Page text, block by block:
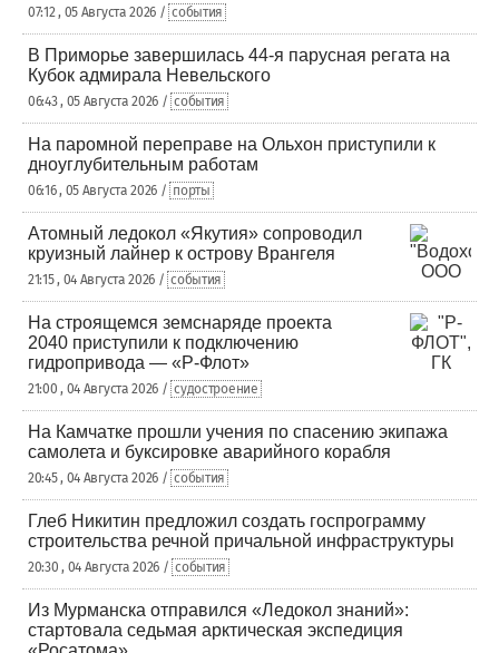
07:12 , 05 Августа 2026 / события
В Приморье завершилась 44-я парусная регата на
Кубок адмирала Невельского
06:43 , 05 Августа 2026 / события
На паромной переправе на Ольхон приступили к
дноуглубительным работам
06:16 , 05 Августа 2026 / порты
Атомный ледокол «Якутия» сопроводил
круизный лайнер к острову Врангеля
21:15 , 04 Августа 2026 / события
На строящемся земснаряде проекта
2040 приступили к подключению
гидропривода — «Р-Флот»
21:00 , 04 Августа 2026 / судостроение
На Камчатке прошли учения по спасению экипажа
самолета и буксировке аварийного корабля
20:45 , 04 Августа 2026 / события
Глеб Никитин предложил создать госпрограмму
строительства речной причальной инфраструктуры
20:30 , 04 Августа 2026 / события
Из Мурманска отправился «Ледокол знаний»:
стартовала седьмая арктическая экспедиция